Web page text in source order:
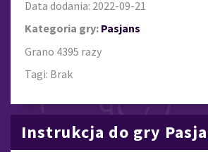
Data dodania: 2022-09-21
Kategoria gry: Pasjans
Grano 4395 razy
Tagi: Brak
Instrukcja do gry